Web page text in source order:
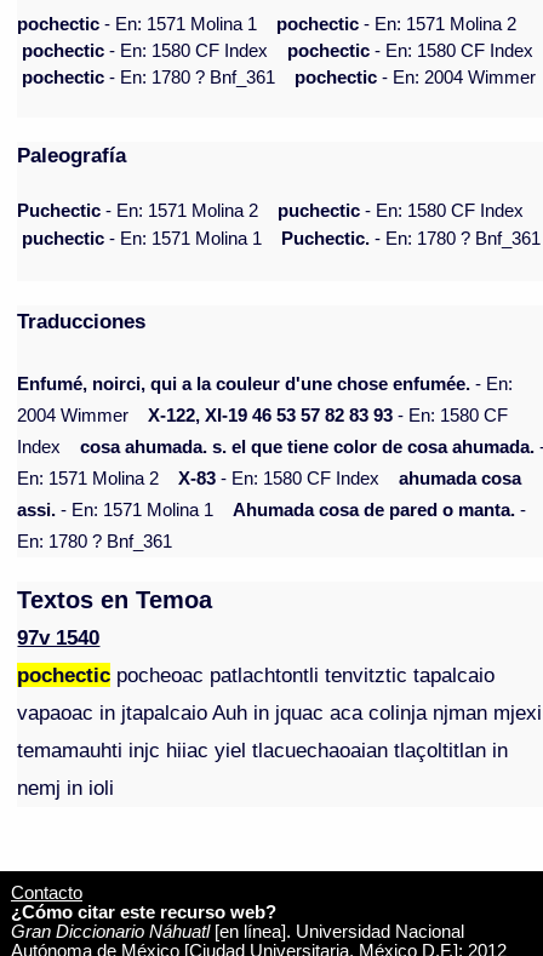
pochectic- En: 1571 Molina 1 pochectic- En: 1571 Molina 2
pochectic- En: 1580 CF Index pochectic- En: 1580 CF Index
pochectic- En: 1780 ? Bnf_361 pochectic- En: 2004 Wimmer
Paleografía
Puchectic - En: 1571 Molina 2 puchectic - En: 1580 CF Index
puchectic - En: 1571 Molina 1 Puchectic. - En: 1780 ? Bnf_361
Traducciones
Enfumé, noirci, qui a la couleur d'une chose enfumée. - En:
2004 Wimmer
X-122, XI-19 46 53 57 82 83 93 - En: 1580 CF
Index
cosa ahumada. s. el que tiene color de cosa ahumada.
En: 1571 Molina 2
X-83 - En: 1580 CF Index
ahumada cosa
assi. - En: 1571 Molina 1 Ahumada cosa de pared o manta. -
En: 1780 ? Bnf_361
Textos en Temoa
97v 1540
pochectic pocheoac patlachtontli tenvitztic tapalcaio
vapaoac in jtapalcaio Auh in jquac aca colinja njman mjexi
temamauhti injc hiiac yiel tlacuechaoaian tlaçoltitlan in
nemj in ioli
Contacto
¿Cómo citar este recurso web?
Gran Diccionario Náhuatl[en línea]. Universidad Nacional
Autónoma de México [Ciudad Universitaria, México D.F.]: 2012